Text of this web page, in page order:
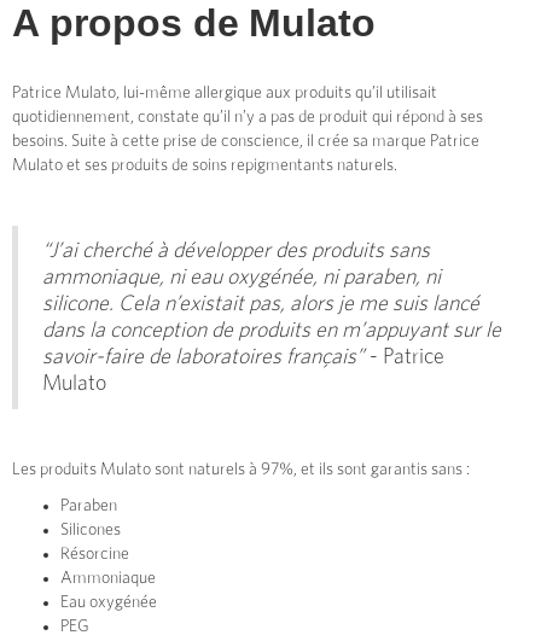
A propos de Mulato
Patrice Mulato, lui-même allergique aux produits qu’il utilisait
quotidiennement, constate qu’il n’y a pas de produit qui répond à ses
besoins. Suite à cette prise de conscience, il crée sa marque Patrice
Mulato et ses produits de soins repigmentants naturels.
“J’ai cherché à développer des produits sans
ammoniaque, ni eau oxygénée, ni paraben, ni
silicone. Cela n’existait pas, alors je me suis lancé
dans la conception de produits en m’appuyant sur le
savoir-faire de laboratoires français”- Patrice
Mulato
Les produits Mulato sont naturels à 97%, et ils sont garantis sans :
Paraben
Silicones
Résorcine
Ammoniaque
Eau oxygénée
PEG